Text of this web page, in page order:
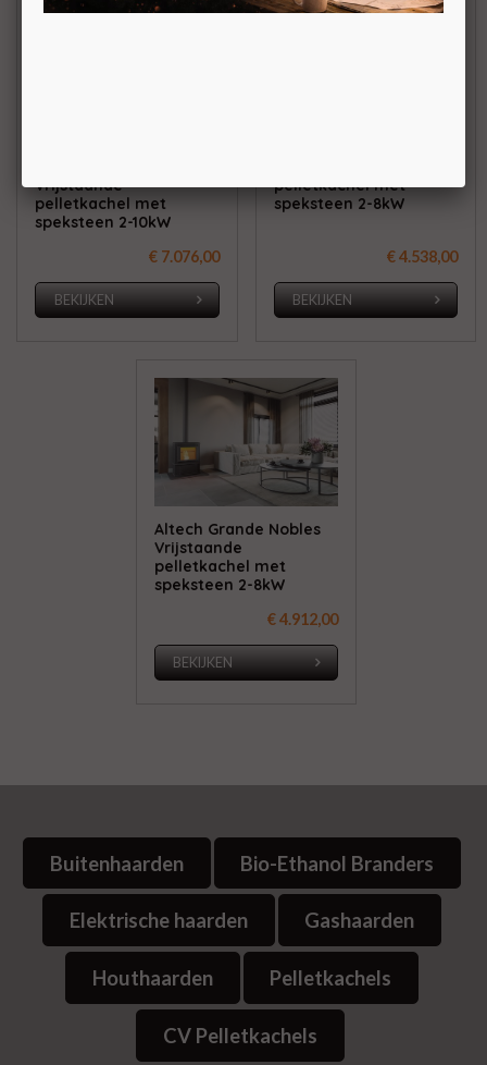
Vrijstaande
pelletkachel met
speksteen 2-10kW
€ 7.076,00
BEKIJKEN
pelletkachel met
speksteen 2-8kW
€ 4.538,00
BEKIJKEN
Altech Grande Nobles
Vrijstaande
pelletkachel met
speksteen 2-8kW
€ 4.912,00
BEKIJKEN
Buitenhaarden Bio-Ethanol Branders
Elektrische haarden Gashaarden
Houthaarden Pelletkachels
CV Pelletkachels